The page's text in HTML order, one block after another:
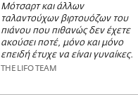
Μότσαρτ και άλλων
ταλαντούχων βιρτουόζων του
πιάνου που πιθανώς δεν έχετε
ακούσει ποτέ, μόνο και μόνο
επειδή έτυχε να είναι γυναίκες.
THE LIFO TEAM